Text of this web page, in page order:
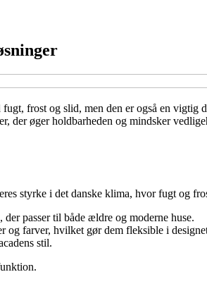
frost og slid, men den er også en vigtig
der øger holdbarheden og mindsker
styrke i det danske klima, hvor fugt og
passer til både ældre og moderne huse.
og farver, hvilket gør dem fleksible i
stil.